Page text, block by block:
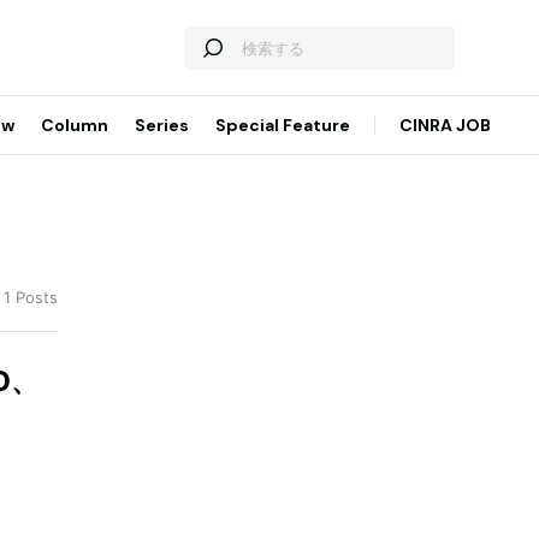
Column Series Special Feature CINRA JOB
Posts